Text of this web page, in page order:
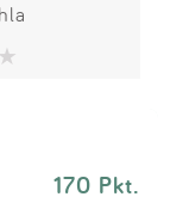
170 Pkt.